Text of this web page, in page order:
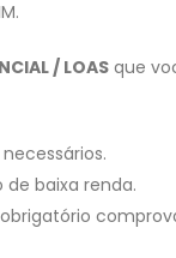
/ LOAS que
baixa renda.